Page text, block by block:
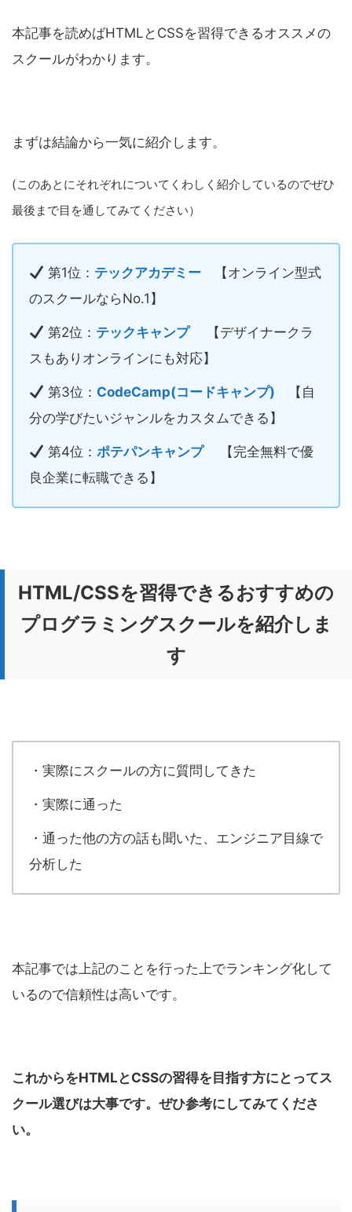
本記事を読めばHTMLとCSSを習得できるオススメの
スクールがわかります。
まずは結論から一気に紹介します。
(このあとにそれぞれについてくわしく紹介しているのでぜひ
最後まで目を通してみてください）
第1位： テックアカデミー 【オンライン型式
のスクールならNo.1】
第2位： テックキャンプ【デザイナークラ
スもありオンラインにも対応】
第3位： CodeCamp(コードキャンプ) 【自
分の学びたいジャンルをカスタムできる】
第4位：ポテパンキャンプ
【完全無料で優
良企業に転職できる】
HTML/CSSを習得できるおすすめの
プログラミングスクールを紹介しま
す
・実際にスクールの方に質問してきた
・実際に通った
・通った他の方の話も聞いた、エンジニア目線で
分析した
本記事では上記のことを行った上でランキング化して
いるので信頼性は高いです。
これからをHTMLとCSSの習得を目指す方にとってス
クール選びは大事です。ぜひ参考にしてみてくださ
い。